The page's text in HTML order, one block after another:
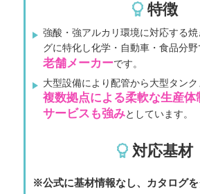
特徴
強酸・強アルカリ環境に対応する
グに特化し化学・自動車・食品分
老舗メーカーです。
大型設備により配管から大型タンク
複数拠点による柔軟な生産体
サービスも強みとしています。
対応基材
※公式に基材情報なし、カタログ